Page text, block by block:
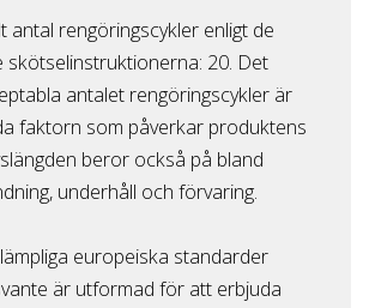
antal rengöringscykler enligt de
skötselinstruktionerna: 20. Det
antalet rengöringscykler är
faktorn som påverkar produktens
beror också på bland
underhåll och förvaring.
europeiska standarder
är utformad för att erbjuda